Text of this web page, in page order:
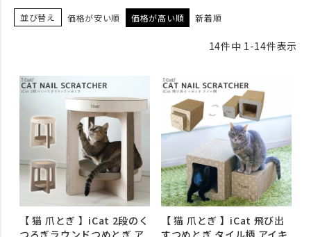
並び替え 価格が安い順 価格が高い順 新着順
14件中 1 -14件表示
【 猫 爪とぎ 】iCat 2段のく
つろぎラウンドつめとぎ ア
【 猫 爪とぎ 】iCat 飛び出
すつめとぎ タイル柄 アイキ